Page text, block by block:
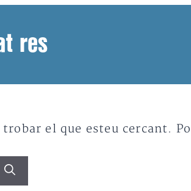
res
trobar el que esteu cercant.